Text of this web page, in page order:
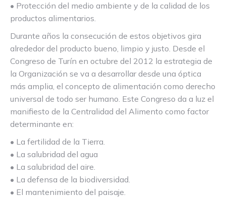
• Protección del medio ambiente y de la calidad de los
productos alimentarios.
Durante años la consecución de estos objetivos gira
alrededor del producto bueno, limpio y justo. Desde el
Congreso de Turín en octubre del 2012 la estrategia de
la Organización se va a desarrollar desde una óptica
más amplia, el concepto de alimentación como derecho
universal de todo ser humano. Este Congreso da a luz el
manifiesto de la Centralidad del Alimento como factor
determinante en:
• La fertilidad de la Tierra.
• La salubridad del agua
• La salubridad del aire.
• La defensa de la biodiversidad.
• El mantenimiento del paisaje.